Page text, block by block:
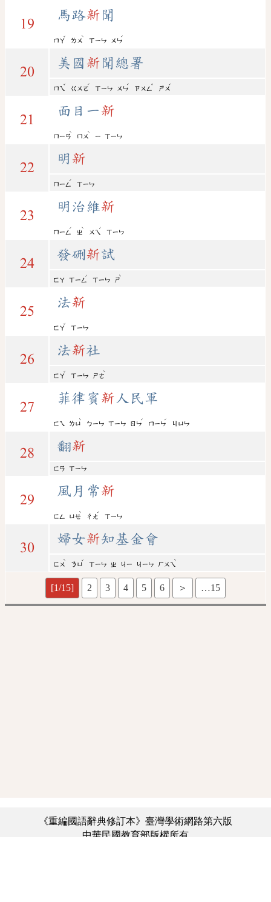
19
馬路新 聞
ㄇㄚ
ˇ
ㄌㄨ
ˋ
ㄒㄧㄣ ㄨㄣ
ˊ
20
美國 新 聞總署
ㄇㄟ
ˇ
ㄍㄨㄛ
ˊ
ㄒㄧㄣ ㄨㄣ
ˊ
ㄗㄨㄥ
ˇ
ㄕㄨ
ˇ
21
面目一 新
ㄇㄧㄢ
ˋ
ㄇㄨ
ˋ
ㄧ ㄒㄧㄣ
22
明 新
ㄇㄧㄥ
ˊ
ㄒㄧㄣ
23
明治維新
ㄇㄧㄥ
ˊ
ㄓ
ˋ
ㄨㄟ
ˊ
ㄒㄧㄣ
24
發硎新試
ㄈㄚ ㄒㄧㄥ
ˊ
ㄒㄧㄣ ㄕ
ˋ
25
法新
ㄈㄚ
ˇ
ㄒㄧㄣ
26
法新社
ㄈㄚ
ˇ
ㄒㄧㄣ ㄕㄜ
ˋ
27
菲律賓 新人民軍
ㄈㄟ ㄌㄩ
ˋ
ㄅㄧㄣ ㄒㄧㄣ ㄖㄣ
ˊ
ㄇㄧㄣ
ˊ
ㄐㄩㄣ
28 翻新
ㄈㄢ ㄒㄧㄣ
29
風月常新
ㄈㄥ ㄩㄝ
ˋ
ㄔㄤ
ˊ
ㄒㄧㄣ
30
婦女新知基金會
ㄈㄨ
ˋ
ㄋㄩ
ˇ
ㄒㄧㄣ ㄓ ㄐㄧ ㄐㄧㄣ ㄏㄨㄟ
ˋ
[1/15] 2 3 4 5 6 ＞ …15
《重編國語辭典修訂本》臺灣學術網路第六版
中華民國教育部版權所有